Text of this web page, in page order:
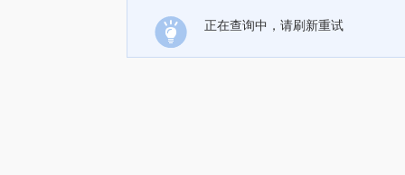
正在查询中，请刷新重试